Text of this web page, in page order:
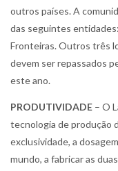
outros países. A
das seguintes
Fronteiras. Outros três
devem ser repassados
este ano.
PRODUTIVIDADE – O
tecnologia de produção
exclusividade, a
mundo, a fabricar as